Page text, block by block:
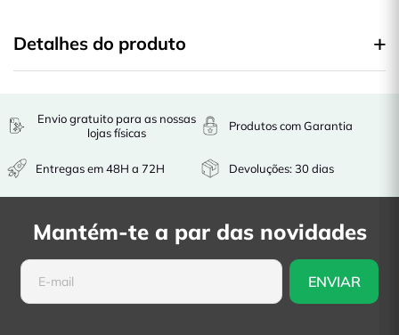
Detalhes do produto
Envio gratuito para as nossas
lojas físicas
Entregas em 48H a 72H
Produtos com Garantia
Devoluções: 30 dias
Mantém-te a par das novidades